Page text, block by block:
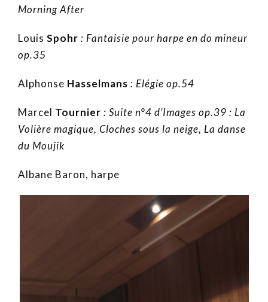
Morning After
Louis Spohr : Fantaisie pour harpe en do mineur
op.35
Alphonse Hasselmans : Elégie op.54
Marcel Tournier : Suite n°4 d’Images op.39 : La
Volière magique, Cloches sous la neige, La danse
du Moujik
Albane Baron, harpe